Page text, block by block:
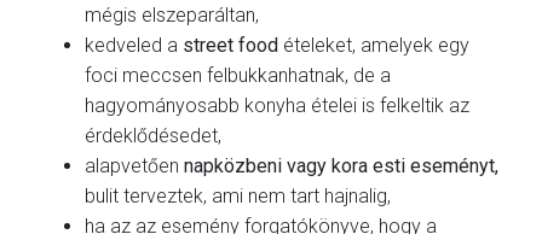
mégis elszeparáltan,
kedveled a street food ételeket, amelyek egy
foci meccsen felbukkanhatnak, de a
hagyományosabb konyha ételei is felkeltik az
érdeklődésedet,
alapvetően napközbeni vagy kora esti eseményt,
bulit terveztek, ami nem tart hajnalig,
ha az az esemény forgatókönyve, hogy a